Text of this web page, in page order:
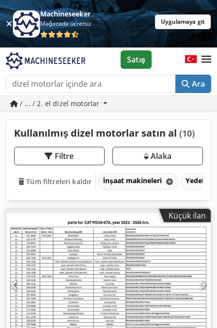
Machineseeker
Mağazada ücretsiz Uygulamaya git
Ara
Satış
/ ... / 2. el dizel motorlar
Kullanılmış dizel motorlar satın al (10)
Filtre Alaka
Tüm filtreleri kaldır İnşaat makineleri Yedek
Küçük ilan